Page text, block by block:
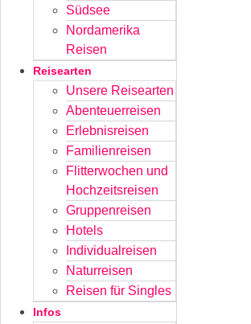
Südsee
Nordamerika
Reisen
Reisearten
Unsere Reisearten
Abenteuerreisen
Erlebnisreisen
Familienreisen
Flitterwochen und
Hochzeitsreisen
Gruppenreisen
Hotels
Individualreisen
Naturreisen
Reisen für Singles
Infos